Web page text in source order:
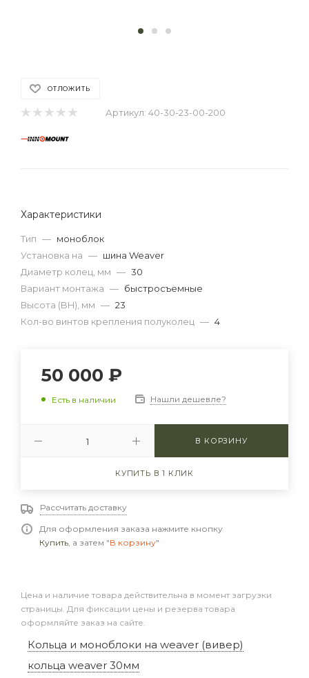
ОТЛОЖИТЬ
Артикул: 40-30-23-00-200
Характеристики
Тип — моноблок
Установка на — шина Weaver
Диаметр колец, мм — 30
Вариант монтажа — быстросъемные
Высота (BH), мм — 23
Кол-во винтов крепления полуколец — 4
50 000 ₽
Есть в наличии Нашли дешевле?
В КОРЗИНУ
КУПИТЬ В 1 КЛИК
Рассчитать доставку
Для оформления заказа нажмите кнопку
Купить, а затем "В корзину"
Цена и наличие товара действительна в момент загрузки
страницы. Для фиксации цены и резерва товара
оформляйте заказ на сайте.
Кольца и моноблоки на weaver (вивер)
кольца weaver 30мм